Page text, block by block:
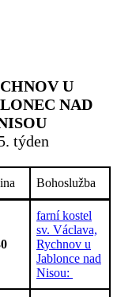
U
NAD
týden
Bohoslužba
farní kostel
sv. Václava,
Rychnov u
Jablonce nad
Nisou: